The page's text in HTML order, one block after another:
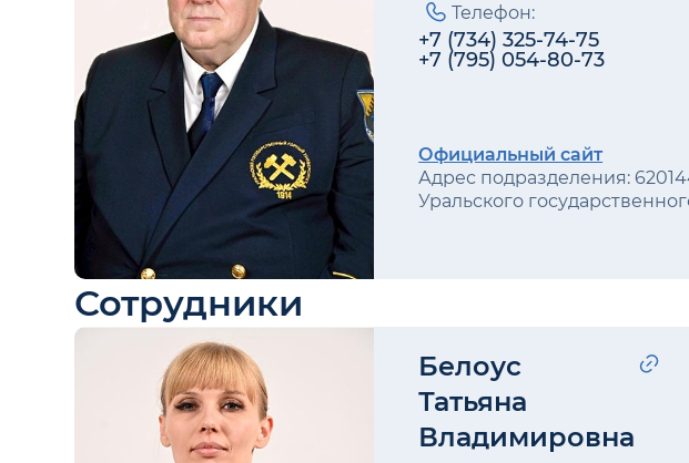
Телефон:
+7 (734) 325-74-75
+7 (795) 054-80-73
Официальный сайт
Адрес подразделения:
Уральского
Сотрудники
Белоус
Татьяна
Владимировна